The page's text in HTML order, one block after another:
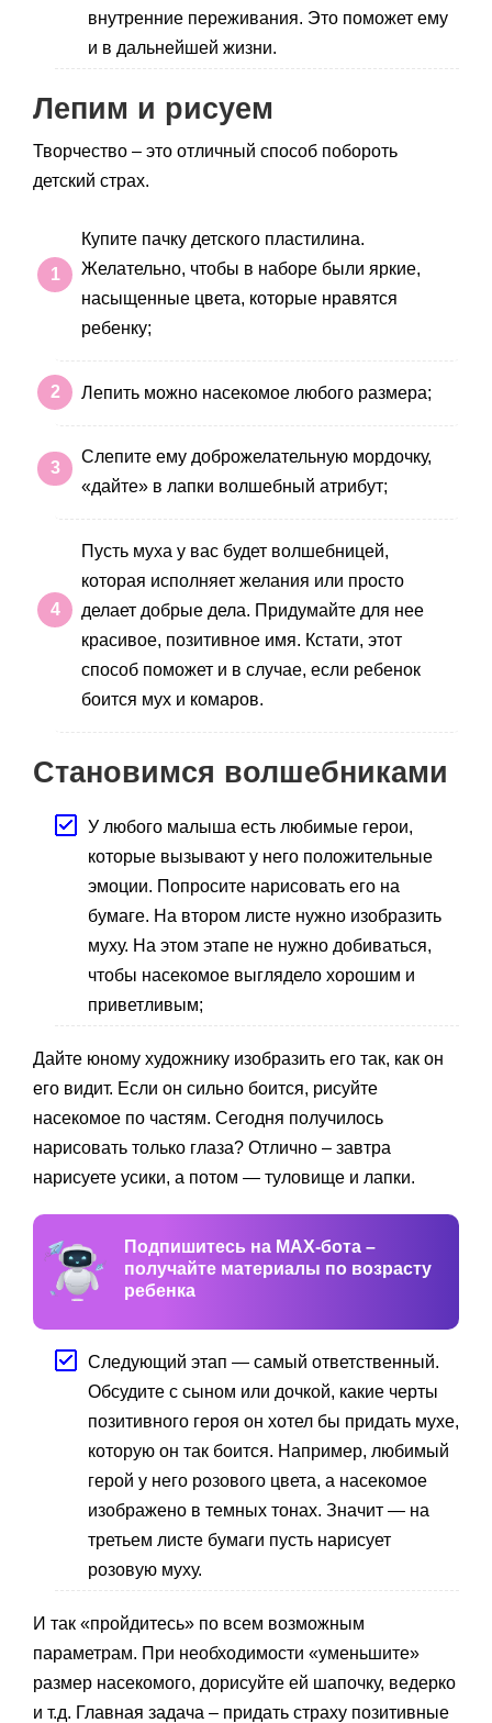
внутренние переживания. Это поможет ему
и в дальнейшей жизни.
Лепим и рисуем
Творчество – это отличный способ побороть
детский страх.
Купите пачку детского пластилина.
Желательно, чтобы в наборе были яркие,
насыщенные цвета, которые нравятся
ребенку;
Лепить можно насекомое любого размера;
Слепите ему доброжелательную мордочку,
«дайте» в лапки волшебный атрибут;
Пусть муха у вас будет волшебницей,
которая исполняет желания или просто
делает добрые дела. Придумайте для нее
красивое, позитивное имя. Кстати, этот
способ поможет и в случае, если ребенок
боится мух и комаров.
Становимся волшебниками
У любого малыша есть любимые герои,
которые вызывают у него положительные
эмоции. Попросите нарисовать его на
бумаге. На втором листе нужно изобразить
муху. На этом этапе не нужно добиваться,
чтобы насекомое выглядело хорошим и
приветливым;
Дайте юному художнику изобразить его так, как он
его видит. Если он сильно боится, рисуйте
насекомое по частям. Сегодня получилось
нарисовать только глаза? Отлично – завтра
нарисуете усики, а потом — туловище и лапки.
Подпишитесь на MAX-бота –
получайте материалы по возрасту
ребенка
Следующий этап — самый ответственный.
Обсудите с сыном или дочкой, какие черты
позитивного героя он хотел бы придать мухе,
которую он так боится. Например, любимый
герой у него розового цвета, а насекомое
изображено в темных тонах. Значит — на
третьем листе бумаги пусть нарисует
розовую муху.
И так «пройдитесь» по всем возможным
параметрам. При необходимости «уменьшите»
размер насекомого, дорисуйте ей шапочку, ведерко
и т.д. Главная задача – придать страху позитивные